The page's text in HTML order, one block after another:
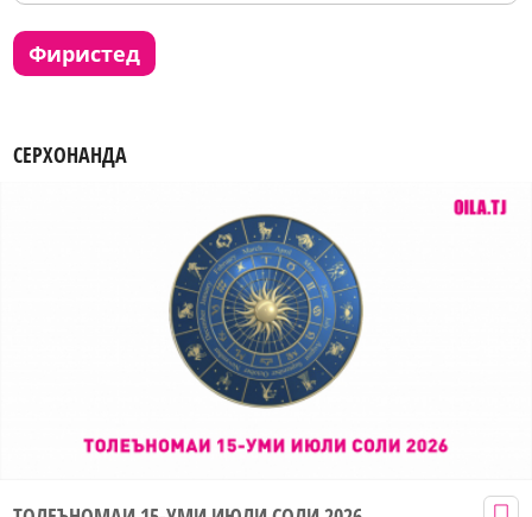
фиристед
СЕРХОНАНДА